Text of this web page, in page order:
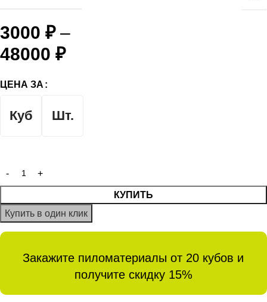
3000 ₽ –
48000 ₽
ЦЕНА ЗА
Куб Шт.
КУПИТЬ
Купить в один клик
Закажите пиломатериалы от 20 кубов и
получите скидку 15%